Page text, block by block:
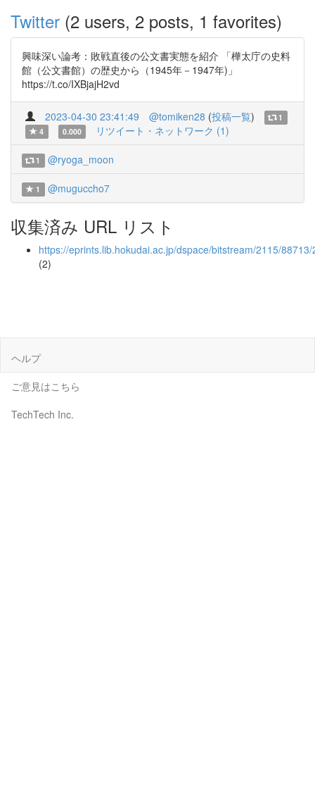
Twitter (2 users, 2 posts, 1 favorites)
興味深い論考：敗戦直後の公文書実態を紹介 「樺太庁の史料
館（公文書館）の歴史から（1945年－1947年)」
https://t.co/IXBjajH2vd
2023-04-30 23:41:49 @tomiken28 (投稿一覧)
1
4
0.000 リツイート・ネットワーク (1)
1 @ryoga_moon
1 @muguccho7
収集済み URL リスト
https://eprints.lib.hokudai.ac.jp/dspace/bitstream/2115/
(2)
ヘルプ
ご意見はこちら
TechTech Inc.